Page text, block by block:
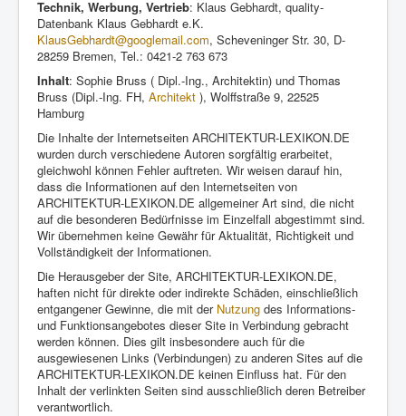
Technik, Werbung, Vertrieb: Klaus Gebhardt, quality-
Datenbank Klaus Gebhardt e.K.
KlausGebhardt@googlemail.com, Scheveninger Str. 30, D-
28259 Bremen, Tel.: 0421-2 763 673
Inhalt: Sophie Bruss ( Dipl.-Ing., Architektin) und Thomas
Bruss (Dipl.-Ing. FH, Architekt ), Wolffstraße 9, 22525
Hamburg
Die Inhalte der Internetseiten ARCHITEKTUR-LEXIKON.DE
wurden durch verschiedene Autoren sorgfältig erarbeitet,
gleichwohl können Fehler auftreten. Wir weisen darauf hin,
dass die Informationen auf den Internetseiten von
ARCHITEKTUR-LEXIKON.DE allgemeiner Art sind, die nicht
auf die besonderen Bedürfnisse im Einzelfall abgestimmt sind.
Wir übernehmen keine Gewähr für Aktualität, Richtigkeit und
Vollständigkeit der Informationen.
Die Herausgeber der Site, ARCHITEKTUR-LEXIKON.DE,
haften nicht für direkte oder indirekte Schäden, einschließlich
entgangener Gewinne, die mit der Nutzung des Informations-
und Funktionsangebotes dieser Site in Verbindung gebracht
werden können. Dies gilt insbesondere auch für die
ausgewiesenen Links (Verbindungen) zu anderen Sites auf die
ARCHITEKTUR-LEXIKON.DE keinen Einfluss hat. Für den
Inhalt der verlinkten Seiten sind ausschließlich deren Betreiber
verantwortlich.